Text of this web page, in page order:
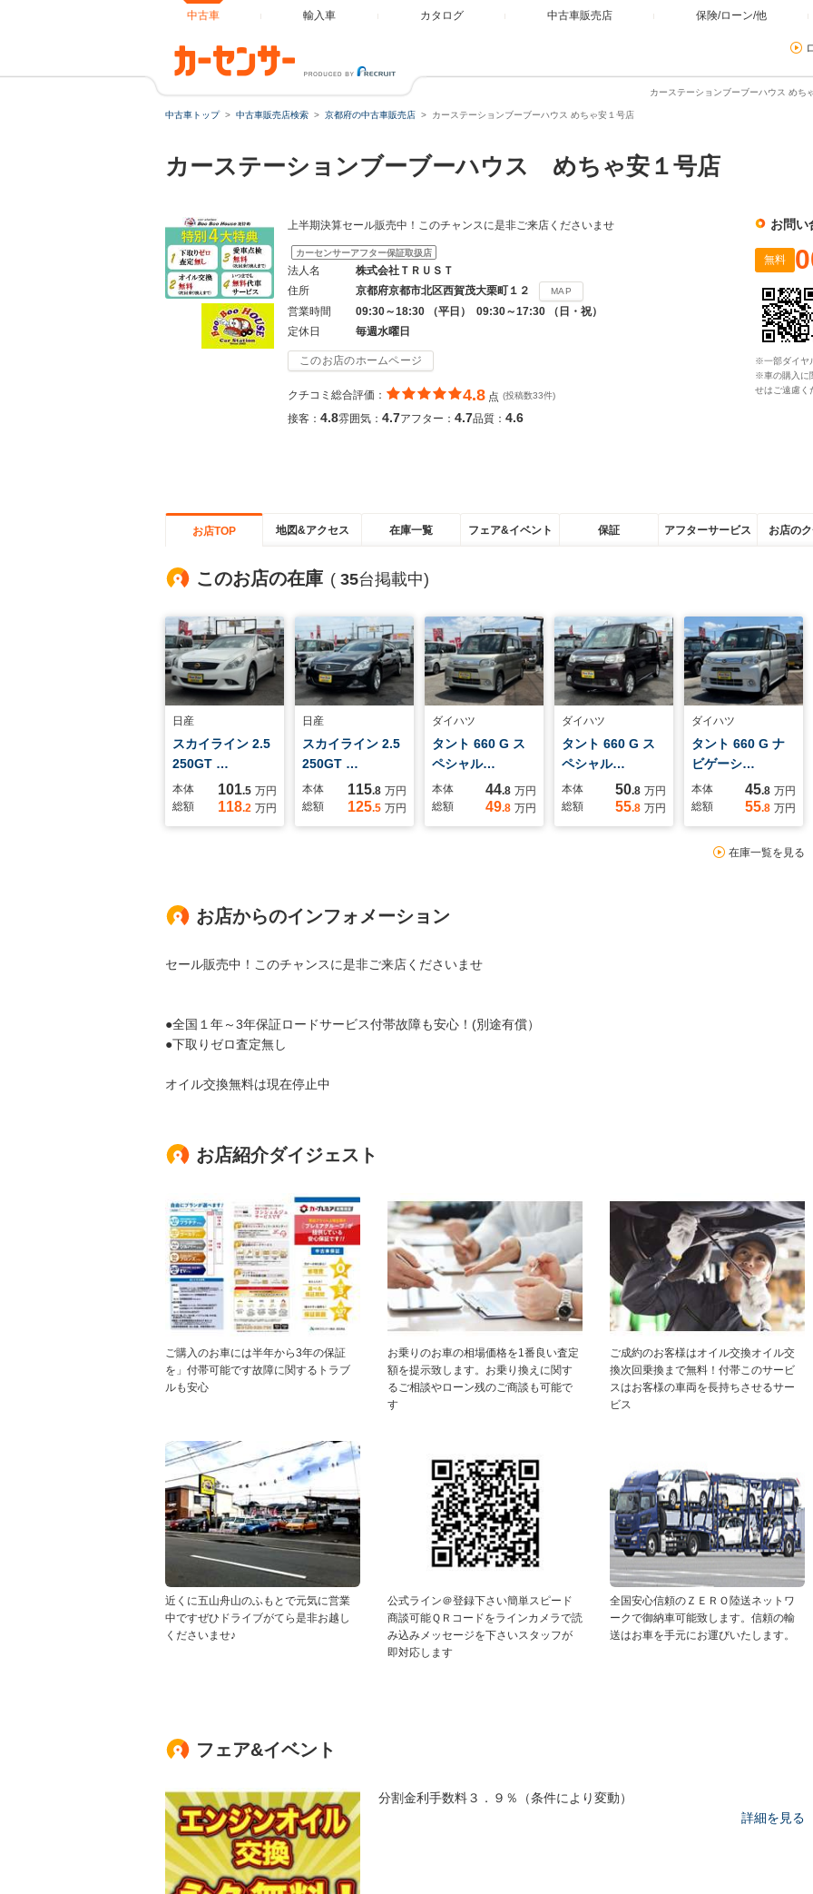
中古車 輸入車 カタログ 中古車販売店 保険/ローン/他
カーステーションブーブーハウス めち
中古車トップ 中古車販売店検索 京都府の中古車販売店 カーステーションブーブーハウス めちゃ安１号店
カーステーションブーブーハウス めちゃ安１号店
上半期決算セール販売中！このチャンスに是非ご来店くださいませ
カーセンサーアフター保証取扱店
法人名
株式会社ＴＲＵＳＴ
住所
京都府京都市北区西賀茂大栗町１２ MAP
営業時間
09:30～18:30 （平日） 09:30～17:30 （日・祝）
定休日
毎週水曜日
このお店のホームページ
クチコミ総合評価： 4.8 点 (投稿数33件)
接客： 4.8雰囲気： 4.7アフター： 4.7品質： 4.6
お問い
無料
※一部ダイヤ
※車の購入に
せはご遠慮く
お店TOP 地図&アクセス 在庫一覧 フェア&イベント 保証 アフターサービス お店の
このお店の在庫 ( 35台掲載中)
日産
スカイライン 2.5
250GT …
本体 101.5 万円
総額
118.2 万円
日産
スカイライン 2.5
250GT …
本体 115.8 万円
総額
125.5 万円
ダイハツ
タント 660 G ス
ペシャル…
本体 44.8 万円
総額
49.8 万円
ダイハツ
タント 660 G ス
ペシャル…
本体 50.8 万円
総額
55.8 万円
ダイハツ
タント 660 G ナ
ビゲーシ…
本体 45.8 万円
総額
55.8 万円
在庫一覧を見る
お店からのインフォメーション
セール販売中！このチャンスに是非ご来店くださいませ
●全国１年～3年保証ロードサービス付帯故障も安心！(別途有償）
●下取りゼロ査定無し
オイル交換無料は現在停止中
お店紹介ダイジェスト
ご購入のお車には半年から3年の保証
を」付帯可能です故障に関するトラブ
ルも安心
お乗りのお車の相場価格を1番良い査定
額を提示致します。お乗り換えに関す
るご相談やローン残のご商談も可能で
す
ご成約のお客様はオイル交換オイル交
換次回乗換まで無料！付帯このサービ
スはお客様の車両を長持ちさせるサー
ビス
近くに五山舟山のふもとで元気に営業
中ですぜひドライブがてら是非お越し
くださいませ♪
公式ライン＠登録下さい簡単スピード
商談可能ＱＲコードをラインカメラで読
み込みメッセージを下さいスタッフが
即対応します
全国安心信頼のＺＥＲＯ陸送ネットワ
ークで御納車可能致します。信頼の輸
送はお車を手元にお運びいたします。
フェア&イベント
分割金利手数料３．９％（条件により変動）
詳細を見る